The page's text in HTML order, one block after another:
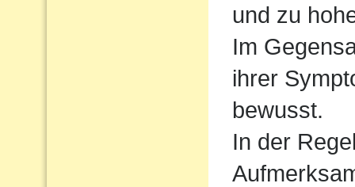
und zu
Im
ihrer
bewusst.
In der